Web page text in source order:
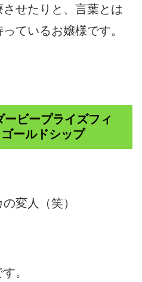
せたりと、言葉とは
ているお嬢様です。
ビープライズフィ
ールドシップ
変人（笑）
。